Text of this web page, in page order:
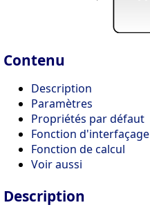
Contenu
Description
Paramètres
Propriétés par défaut
Fonction d'interfaçage
Fonction de calcul
Voir aussi
Description